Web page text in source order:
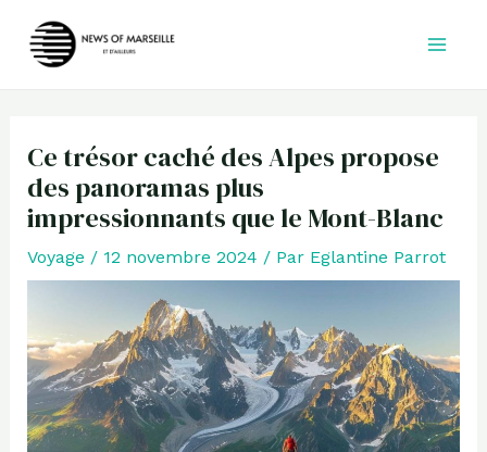
Ce trésor caché des Alpes propose
des panoramas plus
impressionnants que le Mont-Blanc
Voyage / 12 novembre 2024 / Par Eglantine Parrot